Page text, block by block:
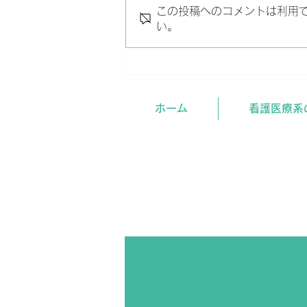
受験生は年内に出願準備を。
この投稿へのコメントは利用
い。
ホーム 看護医療系